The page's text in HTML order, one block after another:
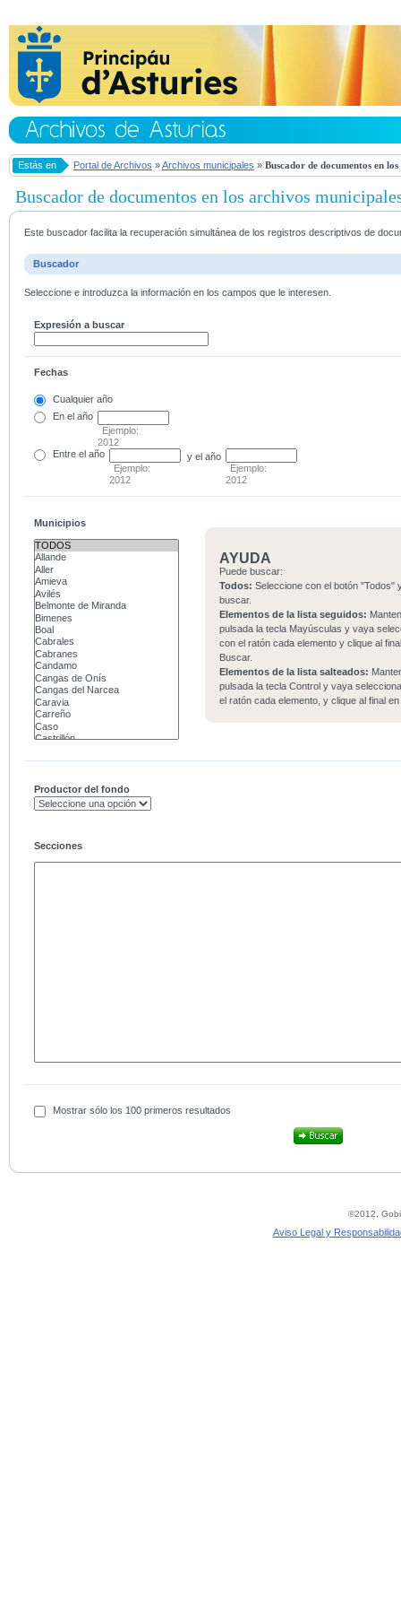
Estás en Portal de Archivos »Archivos municipales » Buscador de documentos en
Buscador de documentos en los archivos
Este buscador facilita la recuperación simultánea de los registros descriptivos de
Buscador
Seleccione e introduzca la información en los campos que le interesen.
Expresión a buscar
Fechas
Cualquier año
En el año
Ejemplo:
2012
Entre el año
Ejemplo:
2012
y el año
Ejemplo:
2012
Municipios
AYUDA
Puede buscar:
Todos: Seleccione con el botón "Todos"
buscar.
Elementos de la lista seguidos:
pulsada la tecla Mayúsculas y vaya
con el ratón cada elemento y clique al
Buscar.
Elementos de la lista salteados:
pulsada la tecla Control y vaya
el ratón cada elemento, y clique al final
Productor del fondo
Secciones
Mostrar sólo los 100 primeros resultados
©2012,
Aviso Legal y